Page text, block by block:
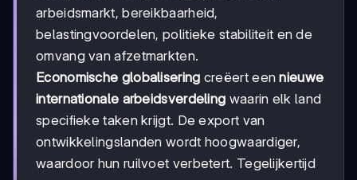
arbeidsmarkt, bereikbaarheid,
belastingvoordelen, politieke stabiliteit en de
omvang van afzetmarkten.
Economische globalisering creëert eennieuwe
internationale arbeidsverdeling waarin elk land
specifieke taken krijgt. De export van
ontwikkelingslanden wordt hoogwaardiger,
waardoor hun ruilvoet verbetert. Tegelijkertijd